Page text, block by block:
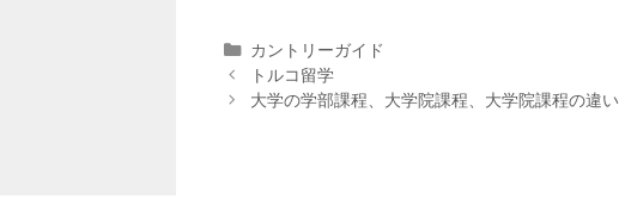
カ
テ
ゴ
カントリーガイド
トルコ留学
大学の学部課程、大学院課程、大学院課程の違い